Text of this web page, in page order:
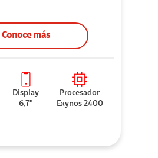
Conoce más
Display
6,7"
Procesador
Exynos 2400